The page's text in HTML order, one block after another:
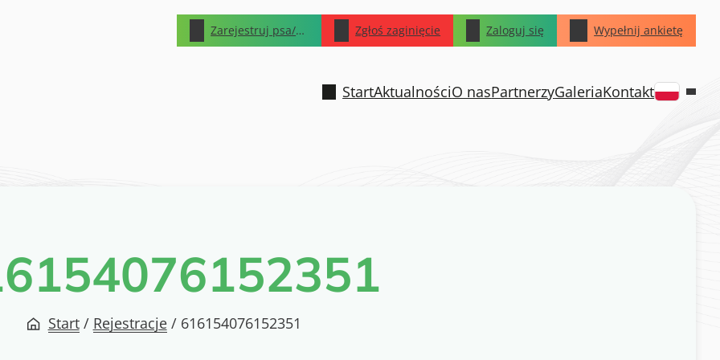
Zarejestruj psa/kota Zgłoś zaginięcie Zaloguj się Wypełnij ankietę
StartAktualnościO nasPartnerzyGaleriaKontakt
Start / Rejestracje / 616154076152351